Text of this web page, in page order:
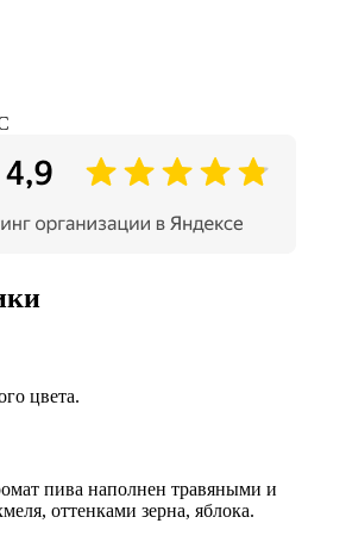
цвета.
пива наполнен травяными и
оттенками зерна, яблока.